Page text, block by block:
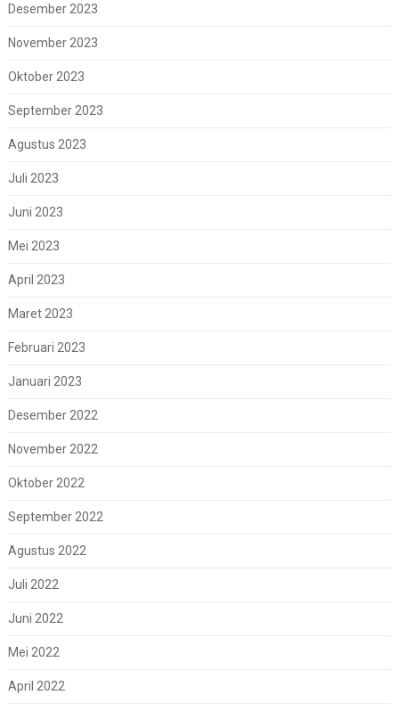
Desember 2023
November 2023
Oktober 2023
September 2023
Agustus 2023
Juli 2023
Juni 2023
Mei 2023
April 2023
Maret 2023
Februari 2023
Januari 2023
Desember 2022
November 2022
Oktober 2022
September 2022
Agustus 2022
Juli 2022
Juni 2022
Mei 2022
April 2022